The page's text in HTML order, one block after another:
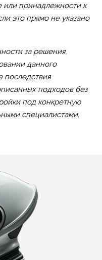
или принадлежности к
это прямо не указано
за решения,
данного
последствия
подходов без
под конкретную
специалистами.